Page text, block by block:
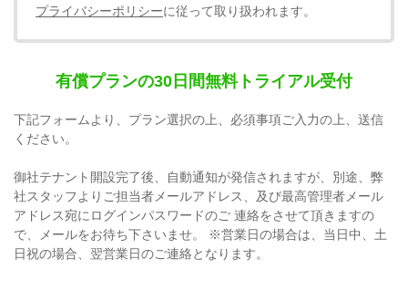
プライバシーポリシーに従って取り扱われます。
有償プランの30日間無料トライアル受付
下記フォームより、プラン選択の上、必須事項ご入力の上、送信
ください。
御社テナント開設完了後、自動通知が発信されますが、別途、弊
社スタッフよりご担当者メールアドレス、及び最高管理者メール
アドレス宛にログインパスワードのご 連絡をさせて頂きますの
で、メールをお待ち下さいませ。
※営業日の場合は、当日中、土
日祝の場合、翌営業日のご連絡となります。